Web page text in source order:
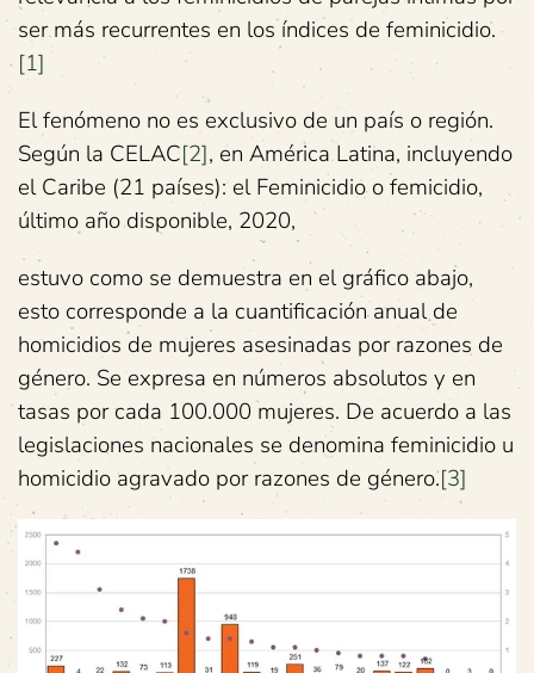
ser más recurrentes en los índices de feminicidio.
[1]
El fenómeno no es exclusivo de un país o región.
Según la CELAC[2], en América Latina, incluyendo
el Caribe (21 países): el Feminicidio o femicidio,
último año disponible, 2020,
estuvo como se demuestra en el gráfico abajo,
esto corresponde a la cuantificación anual de
homicidios de mujeres asesinadas por razones de
género. Se expresa en números absolutos y en
tasas por cada 100.000 mujeres. De acuerdo a las
legislaciones nacionales se denomina feminicidio u
homicidio agravado por razones de género.[3]